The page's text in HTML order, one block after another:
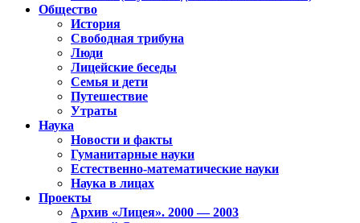
Общество
История
Свободная трибуна
Люди
Лицейские беседы
Семья и дети
Путешествие
Утраты
Наука
Новости и факты
Гуманитарные науки
Естественно-математические науки
Наука в лицах
Проекты
Архив «Лицея». 2000 — 2003